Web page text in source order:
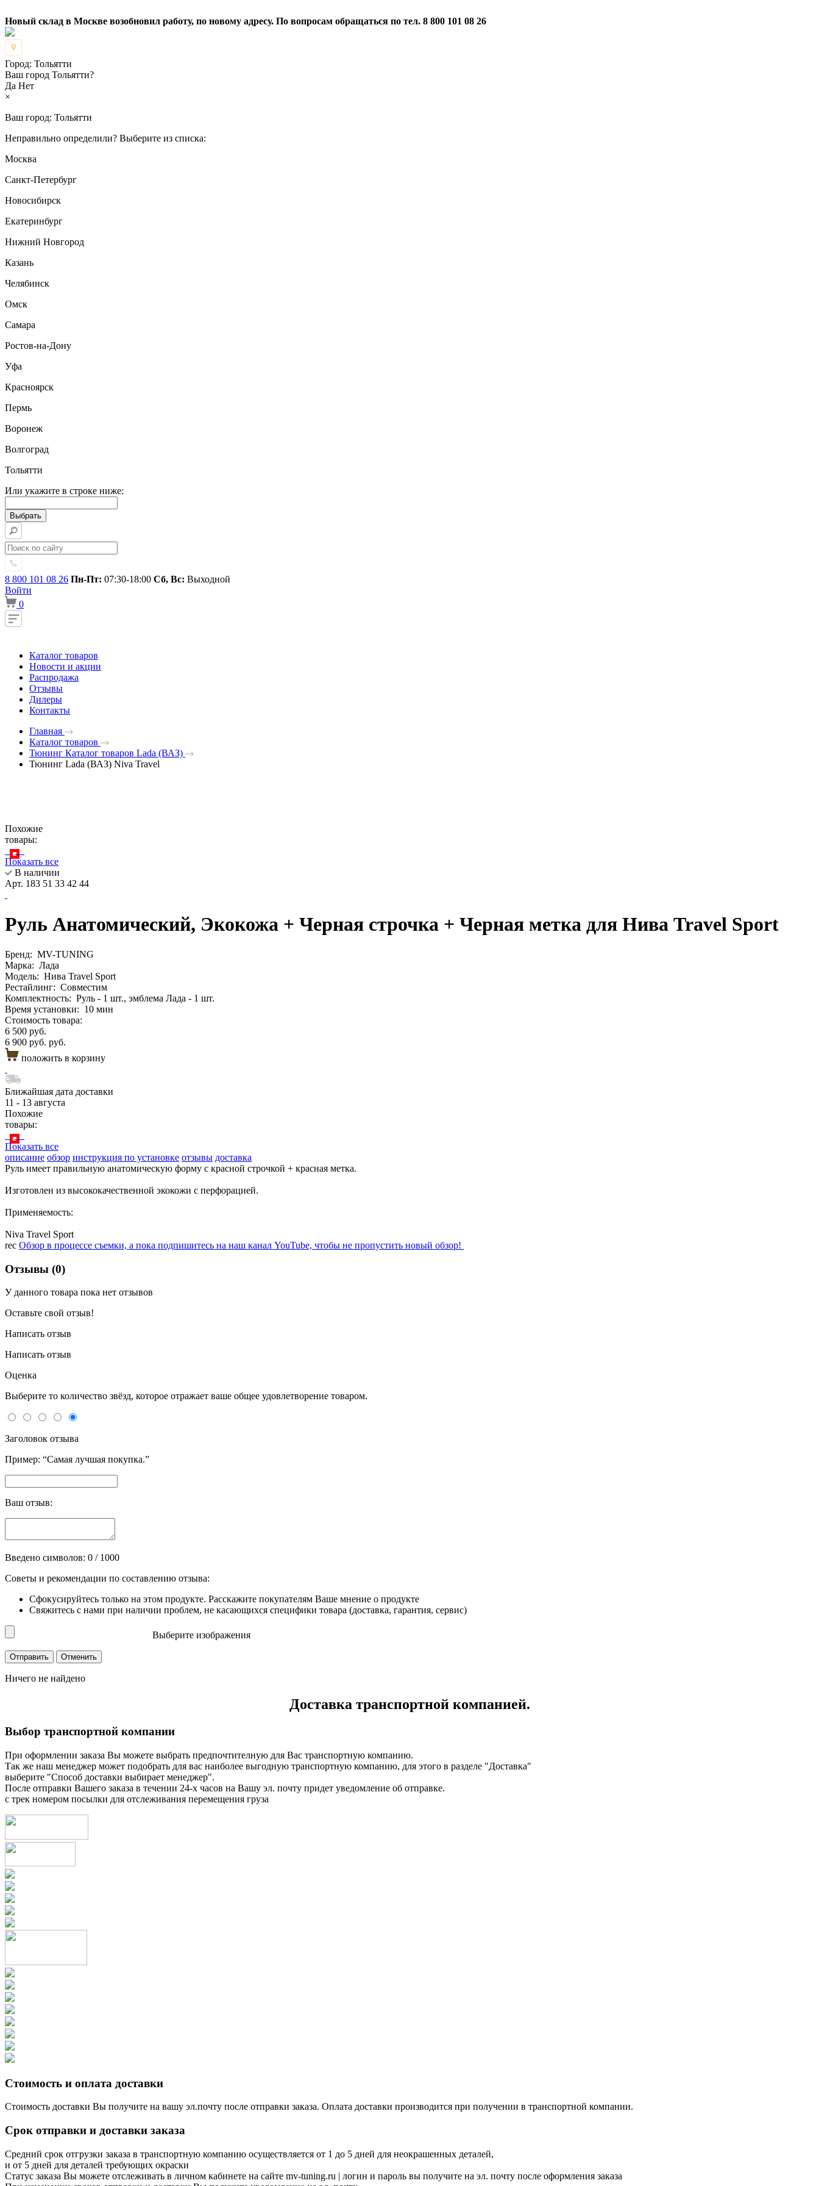
Новый склад в Москве возобновил работу, по новому адресу. По вопросам обращаться по тел. 8 800 101 08 26
Город: Тольятти
Ваш город Тольятти?
Да Нет
×
Ваш город: Тольятти
Неправильно определили? Выберите из списка:
Москва
Санкт-Петербург
Новосибирск
Екатеринбург
Нижний Новгород
Казань
Челябинск
Омск
Самара
Ростов-на-Дону
Уфа
Красноярск
Пермь
Воронеж
Волгоград
Тольятти
Или укажите в строке ниже:
8 800 101 08 26 Пн-Пт: 07:30-18:00 Сб, Вс: Выходной
Войти
0
Каталог товаров
Новости и акции
Распродажа
Отзывы
Дилеры
Контакты
Главная
Каталог товаров
Тюнинг Каталог товаров Lada (ВАЗ)
Тюнинг Lada (ВАЗ) Niva Travel
Похожие
товары:
Показать все
В наличии
Арт. 183 51 33 42 44
Руль Анатомический, Экокожа + Черная строчка + Черная метка для Нива Travel Sport
Бренд: MV-TUNING
Марка: Лада
Модель: Нива Travel Sport
Рестайлинг: Совместим
Комплектность: Руль - 1 шт., эмблема Лада - 1 шт.
Время установки: 10 мин
Стоимость товара:
6 500 руб.
6 900 руб. руб.
положить в корзину
Ближайшая дата доставки
11 - 13 августа
Похожие
товары:
Показать все
описание обзор инструкция по установке отзывы доставка
Руль имеет правильную анатомическую форму с красной строчкой + красная метка.
Изготовлен из высококачественной экокожи с перфорацией.
Применяемость:
Niva Travel Sport
rec Обзор в процессе съемки, а пока подпишитесь на наш канал YouTube, чтобы не пропустить новый обзор!
Отзывы (0)
У данного товара пока нет отзывов
Оставьте свой отзыв!
Написать отзыв
Написать отзыв
Оценка
Выберите то количество звёзд, которое отражает ваше общее удовлетворение товаром.
Заголовок отзыва
Пример: “Самая лучшая покупка.”
Ваш отзыв:
Введено символов: 0 / 1000
Советы и рекомендации по составлению отзыва:
Сфокусируйтесь только на этом продукте. Расскажите покупателям Ваше мнение о продукте
Свяжитесь с нами при наличии проблем, не касающихся специфики товара (доставка, гарантия, сервис)
Выберите изображения
Ничего не найдено
Доставка транспортной компанией.
Выбор транспортной компании
При оформлении заказа Вы можете выбрать предпочтителную для Вас транспортную компанию.
Так же наш менеджер может подобрать для вас наиболее выгодную транспортную компанию, для этого в разделе "Доставка"
выберите "Способ доставки выбирает менеджер".
После отправки Вашего заказа в течении 24-х часов на Вашу эл. почту придет уведомление об отправке.
с трек номером посылки для отслеживания перемещения груза
Стоимость и оплата доставки
Стоимость доставки Вы получите на вашу эл.почту после отправки заказа. Оплата доставки производится при получении в транспортной компании.
Срок отправки и доставки заказа
Средний срок отгрузки заказа в транспортную компанию осуществляется от 1 до 5 дней для неокрашенных деталей,
и от 5 дней для деталей требующих окраски
Статус заказа Вы можете отслеживать в личном кабинете на сайте mv-tuning.ru | логин и пароль вы получите на эл. почту после оформления заказа